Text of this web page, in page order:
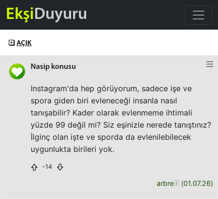
EkşiDuyuru
AÇIK
Nasip konusu
Instagram'da hep görüyorum, sadece işe ve
spora giden biri evleneceği insanla nasıl
tanışabilir? Kader olarak evlenmeme ihtimali
yüzde 99 değil mi? Siz eşinizle nerede tanıştınız?
İlginç olan işte ve sporda da evlenilebilecek
uygunlukta birileri yok.
-14
arbre (01.07.26)